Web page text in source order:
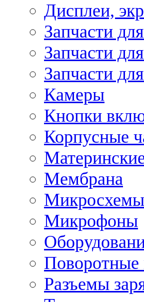
Дисплеи,
Запчасти
Запчасти
Запчасти
Камеры
Кнопки
Корпусные
Мембрана
Микросхемы
Микрофоны
Поворотные
Разъемы